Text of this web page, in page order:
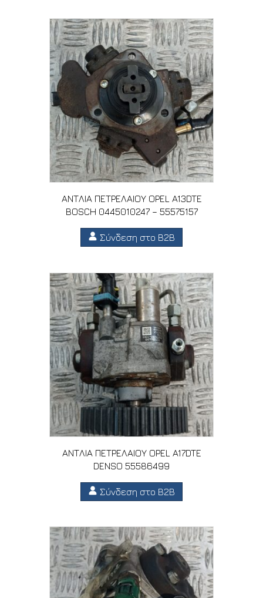
ΑΝΤΛΙΑ ΠΕΤΡΕΛΑΙΟΥ OPEL A13DTE
BOSCH 0445010247 – 55575157
Σύνδεση στο B2B
ΑΝΤΛΙΑ ΠΕΤΡΕΛΑΙΟΥ OPEL A17DTE
DENSO 55586499
Σύνδεση στο B2B